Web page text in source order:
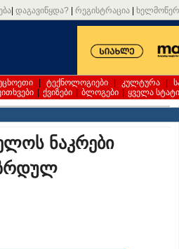
დაგავიწყდა? რეგისტრაცია
ტექნოლოგიები კულტურა
ქვიზები ბლოგები ყველა
ნაკრები